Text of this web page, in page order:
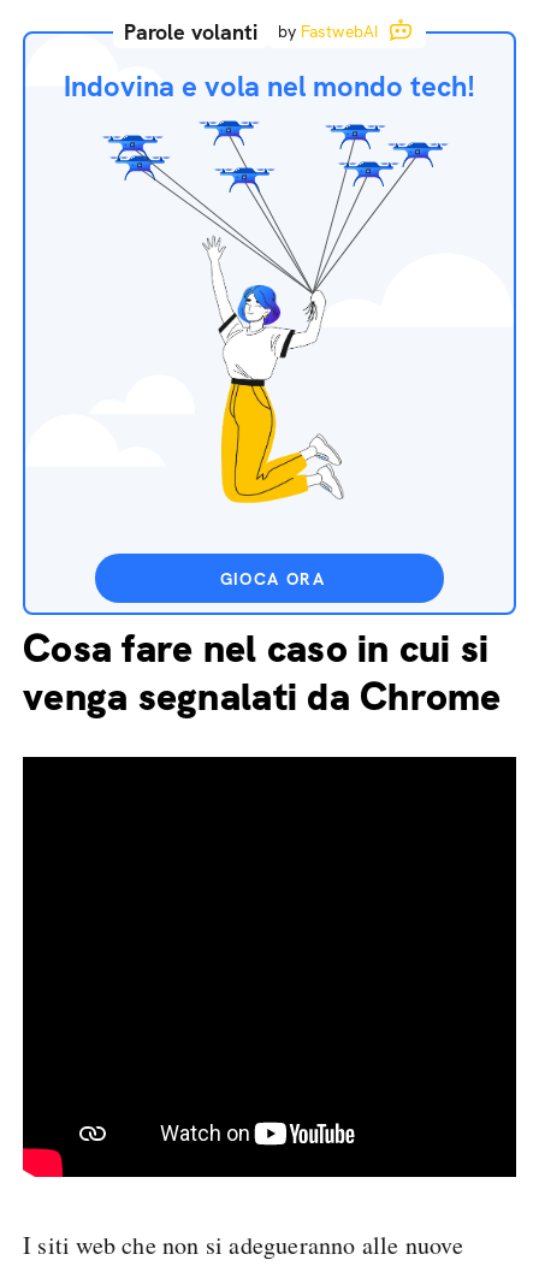
Parole volanti by FastwebAI
Indovina e vola nel mondo tech!
GIOCA ORA
Cosa fare nel caso in cui si
venga segnalati da Chrome
I siti web che non si adegueranno alle nuove